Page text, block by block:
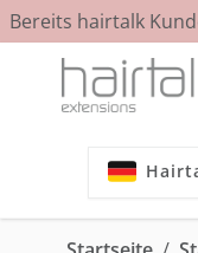
Bereits hairtalk
Zum Inhalt springen